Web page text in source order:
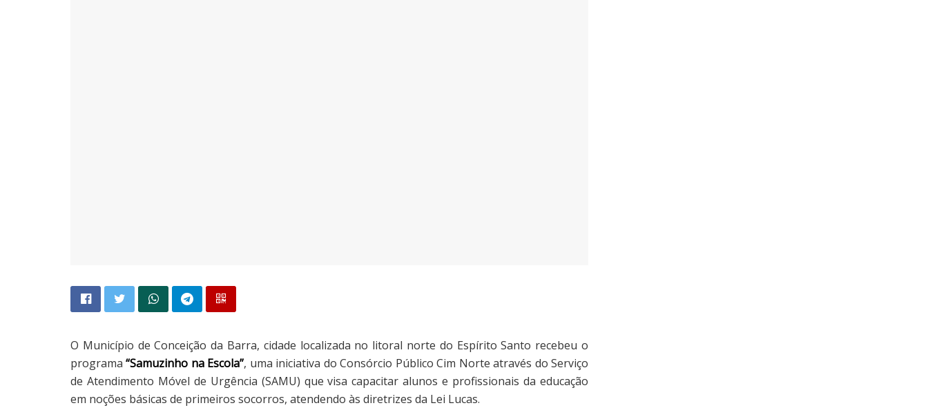
O Município de Conceição da Barra, cidade localizada no litoral norte do Espírito Santo recebeu o
programa“Samuzinho na Escola”, uma iniciativa do Consórcio Público Cim Norte através do Serviço
de Atendimento Móvel de Urgência (SAMU) que visa capacitar alunos e profissionais da educação
em noções básicas de primeiros socorros, atendendo às diretrizes da Lei Lucas.